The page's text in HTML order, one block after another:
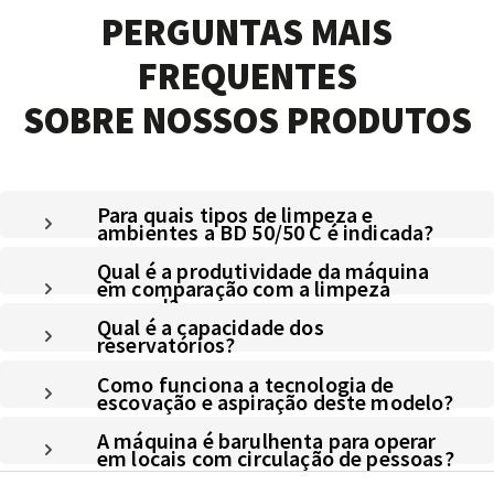
PERGUNTAS MAIS
FREQUENTES
SOBRE NOSSOS PRODUTOS
Para quais tipos de limpeza e
ambientes a BD 50/50 C é indicada?
Qual é a produtividade da máquina
em comparação com a limpeza
manual?
Qual é a capacidade dos
reservatórios?
Como funciona a tecnologia de
escovação e aspiração deste modelo?
A máquina é barulhenta para operar
em locais com circulação de pessoas?